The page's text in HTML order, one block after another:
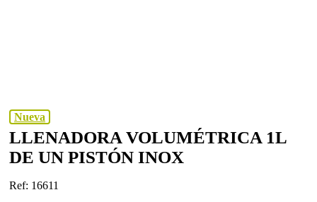
Nueva
LLENADORA VOLUMÉTRICA 1L
DE UN PISTÓN INOX
Ref: 16611